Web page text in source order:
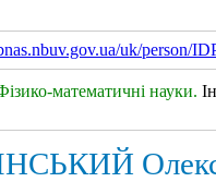
uk/person/
математичні науки.